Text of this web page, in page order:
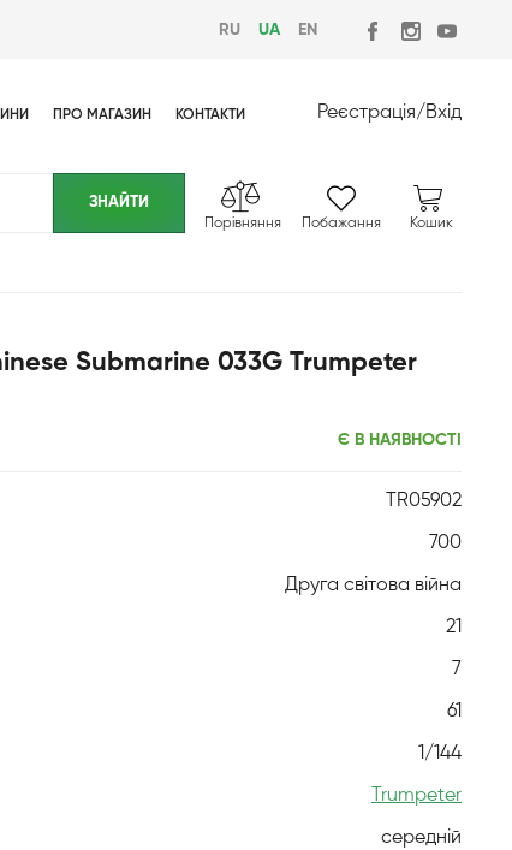
RU UA EN
ПРО МАГАЗИН КОНТАКТИ Реєстрація/Вхід
Порівняння Побажання Кошик
Submarine 033G Trumpeter
Є В НАЯВНОСТІ
TR05902
700
Друга світова війна
21
7
61
1/144
Trumpeter
середній